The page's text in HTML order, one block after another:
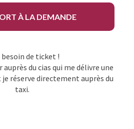
À LA DEMANDE
besoin de ticket !
du cias qui me délivre une
réserve directement auprès du
taxi.